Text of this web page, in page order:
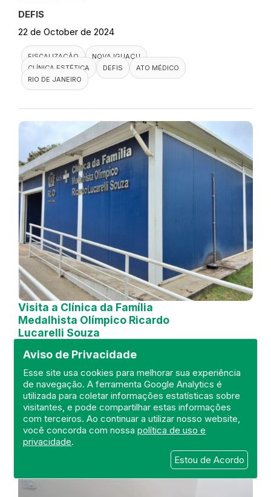
Aviso de Privacidade
Esse site usa cookies para melhorar sua experiência
de navegação. A ferramenta Google Analytics é
utilizada para coletar informações estatísticas sobre
visitantes, e pode compartilhar estas informações
com terceiros. Ao continuar a utilizar nosso website,
você concorda com nossapolítica de uso e
privacidade.
Estou de Acordo
DEFIS
22 de October de 2024
FISCALIZAÇÃO
NOVA IGUAÇU
CLÍNICA ESTÉTICA
DEFIS
ATO MÉDICO
RIO DE JANEIRO
Visita a Clínica da Família
Medalhista Olímpico Ricardo
Lucarelli Souza
DEFIS
21 de October de 2024
FISCALIZAÇÃO
RIO DE JANEIRO
UNIDADE BÁSICA
DEFIS
ATO MÉDICO
REGIÃO METROPOLITANA I.